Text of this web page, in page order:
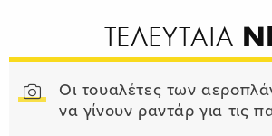
ΤΕΛΕΥΤΑΙΑ
Οι τουαλέτες των
να γίνουν ραντάρ για τις